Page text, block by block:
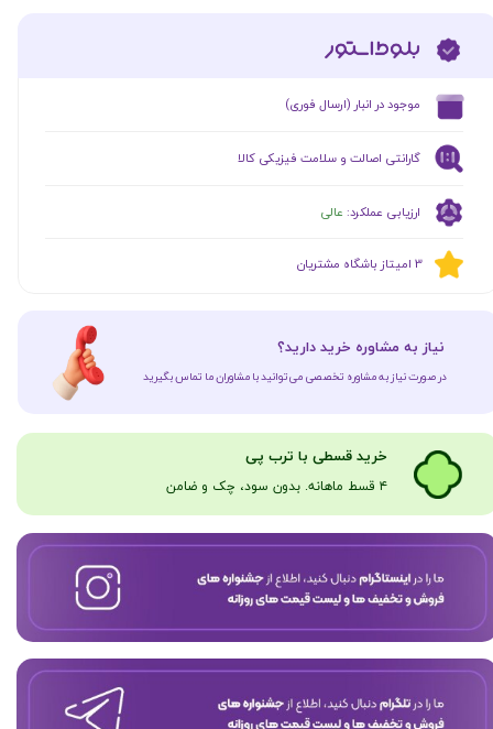
گارانتی اصالت و سلامت فیزیکی کالا
ارزیابی عملکرد: عالی
​موجود در انبار (ارسال فوری)
​​3 امیتاز باشگاه مشتریان
​نیاز به مشاوره خرید دارید؟
در صورت نیاز به مشاوره تخصصی می‌توانید با مشاوران ما تماس بگیرید
​​​خرید قسطی با ترب پی
۴ قسط ماهانه. بدون سود، چک و ضامن​​​​​​​